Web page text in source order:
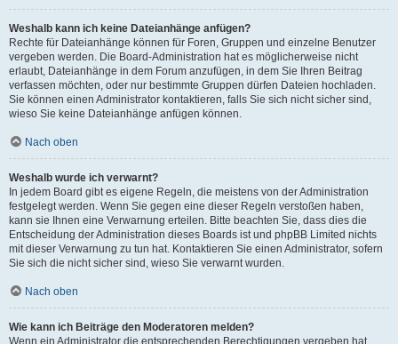
Weshalb kann ich keine Dateianhänge anfügen?
Rechte für Dateianhänge können für Foren, Gruppen und einzelne Benutzer
vergeben werden. Die Board-Administration hat es möglicherweise nicht
erlaubt, Dateianhänge in dem Forum anzufügen, in dem Sie Ihren Beitrag
verfassen möchten, oder nur bestimmte Gruppen dürfen Dateien hochladen.
Sie können einen Administrator kontaktieren, falls Sie sich nicht sicher sind,
wieso Sie keine Dateianhänge anfügen können.
Nach oben
Weshalb wurde ich verwarnt?
In jedem Board gibt es eigene Regeln, die meistens von der Administration
festgelegt werden. Wenn Sie gegen eine dieser Regeln verstoßen haben,
kann sie Ihnen eine Verwarnung erteilen. Bitte beachten Sie, dass dies die
Entscheidung der Administration dieses Boards ist und phpBB Limited nichts
mit dieser Verwarnung zu tun hat. Kontaktieren Sie einen Administrator, sofern
Sie sich die nicht sicher sind, wieso Sie verwarnt wurden.
Nach oben
Wie kann ich Beiträge den Moderatoren melden?
Wenn ein Administrator die entsprechenden Berechtigungen vergeben hat,